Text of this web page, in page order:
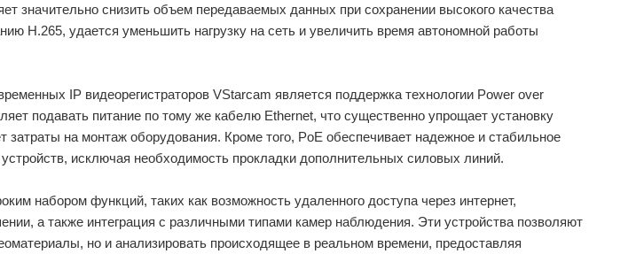
значительно снизить объем передаваемых данных при сохранении высокого качества
H.265, удается уменьшить нагрузку на сеть и увеличить время автономной работы
IP видеорегистраторов VStarcam является поддержка технологии Power over
подавать питание по тому же кабелю Ethernet, что существенно упрощает установку
на монтаж оборудования. Кроме того, PoE обеспечивает надежное и стабильное
исключая необходимость прокладки дополнительных силовых линий.
набором функций, таких как возможность удаленного доступа через интернет,
а также интеграция с различными типами камер наблюдения. Эти устройства позволяют
но и анализировать происходящее в реальном времени, предоставляя